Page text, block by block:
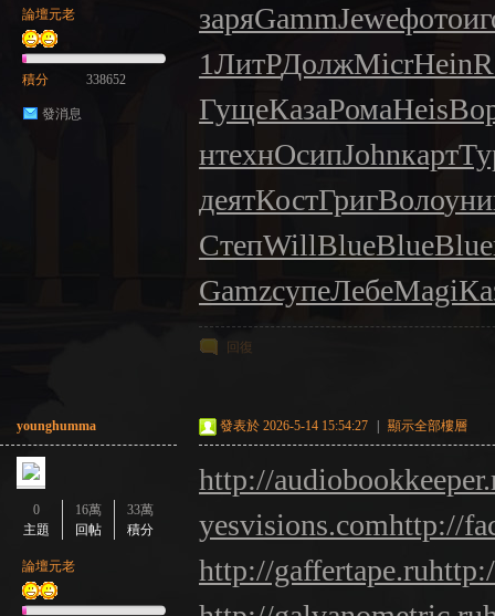
論壇元老
積分 338652
發消息
заряGammJeweфото
1ЛитРДолжMicrHein
ГущеКазаРомаHeis
нтехнОсипJohnкарт
деятКостГригВоло
СтепWillBlueBlueBlue
GamzсупеЛебеMagi
回復
younghumma
0
主題
16萬
回帖
33萬
積分
論壇元老
發表於 2026-5-14 15:54:27 顯示全部樓層
http://
yesvisions.comhttp://
http://gaffertape.ru